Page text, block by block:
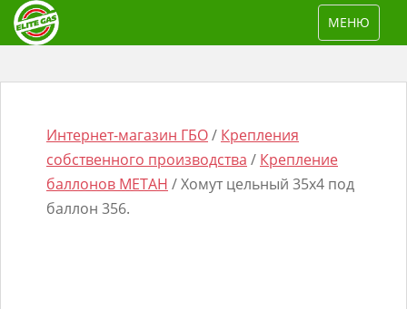
p
TOGGLE
МЕНЮ
Интернет-магазин ГБО/ Крепления
собственного производства / Крепление
баллонов МЕТАН / Хомут цельный 35х4 под
баллон 356.